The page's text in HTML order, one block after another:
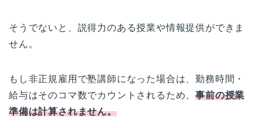
そうでないと、説得力のある授業や情報提供ができま
せん。
もし非正規雇用で塾講師になった場合は、勤務時間・
給与はそのコマ数でカウントされるため、事前の授業
準備は計算されません。